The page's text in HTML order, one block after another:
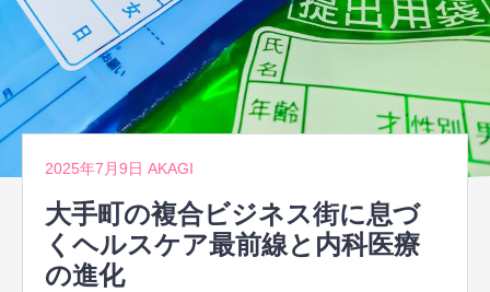
キ
2025年7月9日 AKAGI
大手町の複合ビジネス街に息づ
くヘルスケア最前線と内科医療
の進化